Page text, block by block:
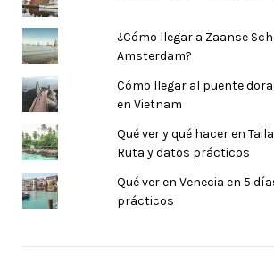
¿Cómo llegar a Zaanse
Amsterdam?
Cómo llegar al puente
en Vietnam
Qué ver y qué hacer en
Ruta y datos prácticos
Qué ver en Venecia en 5
prácticos